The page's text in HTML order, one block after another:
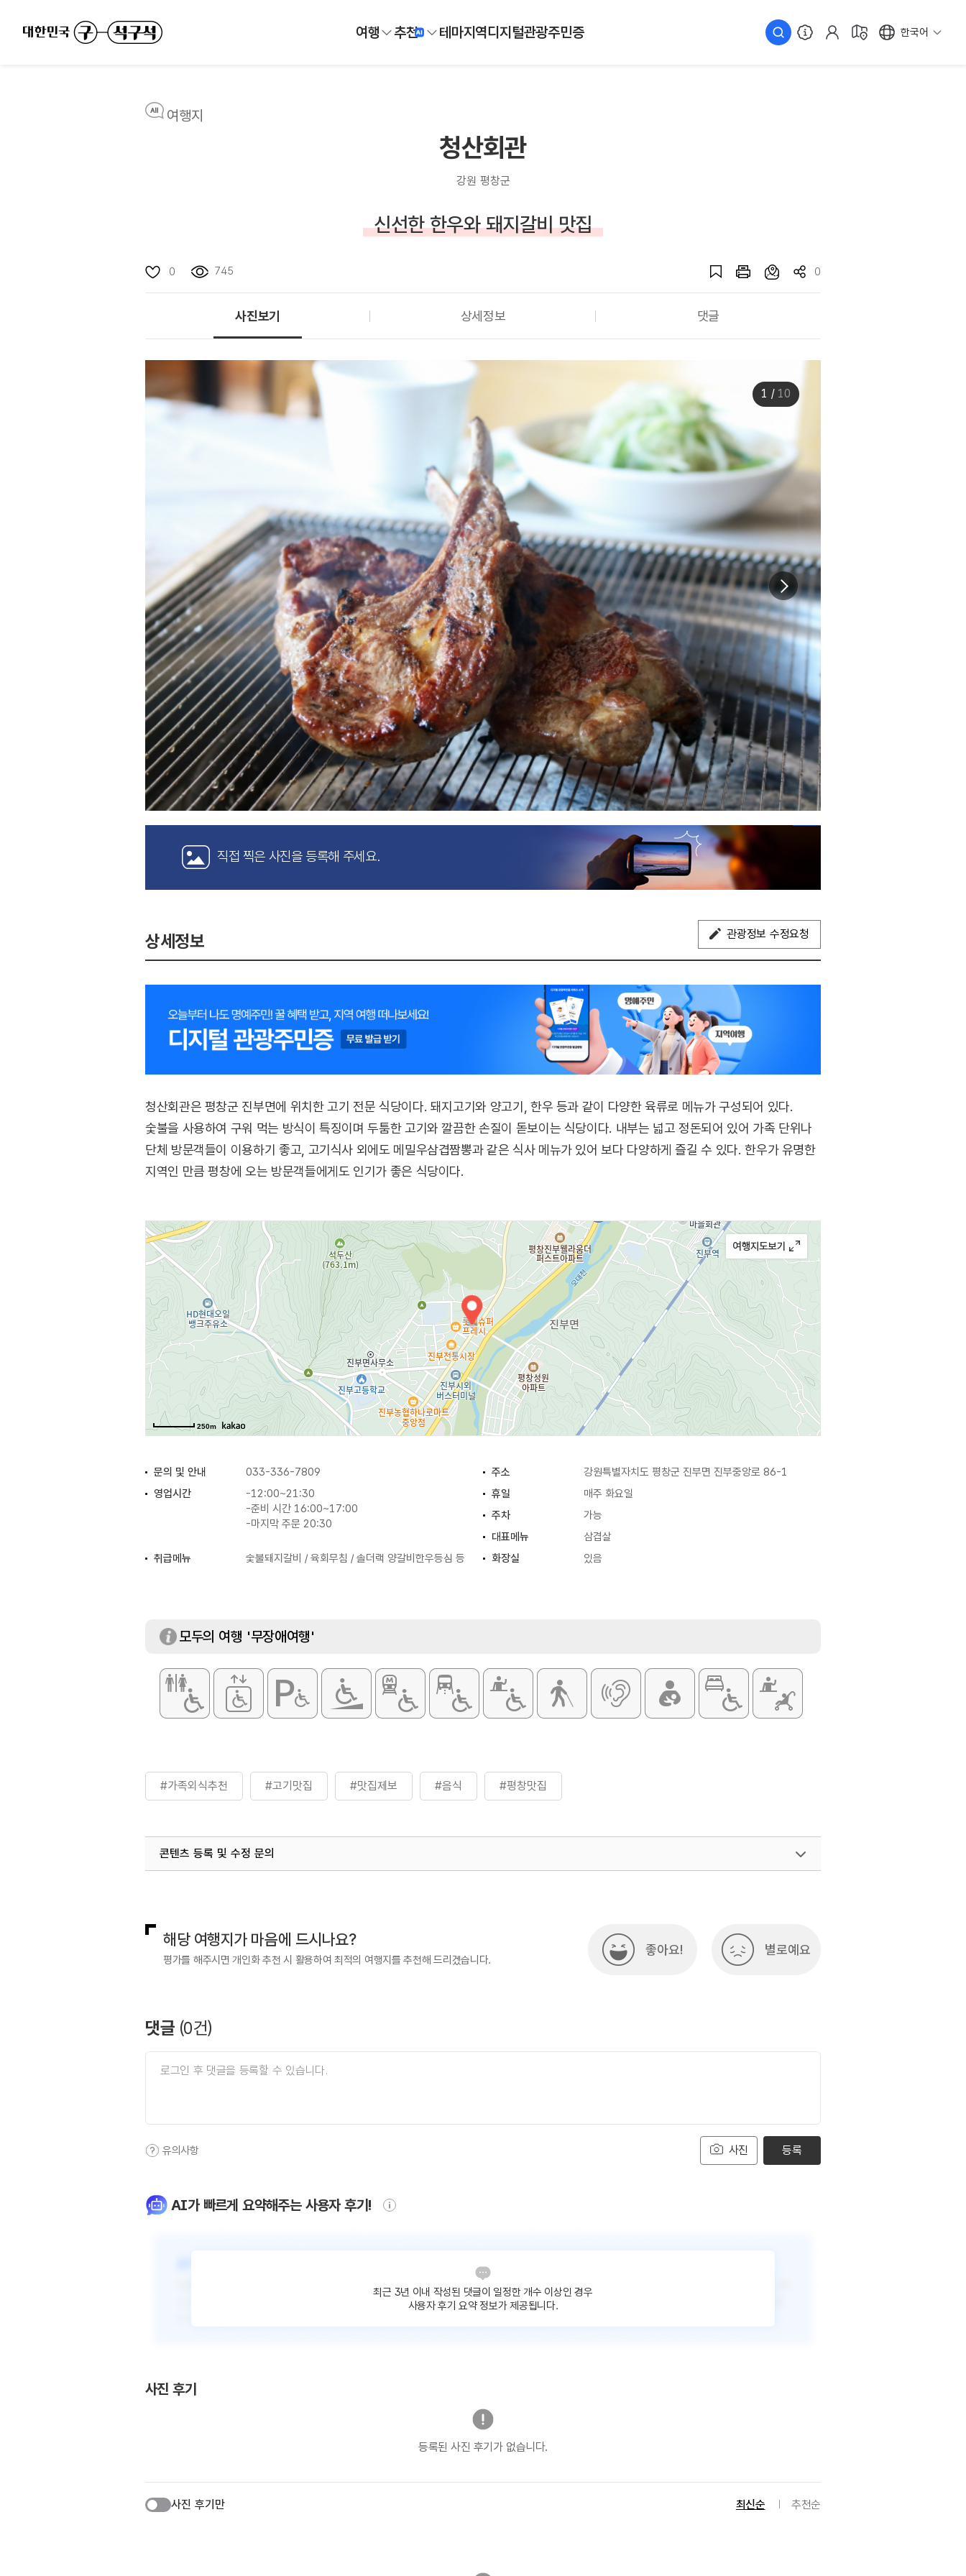
여행 추천 테마지역디지털관광주민증 한국어
여행지
청산회관
강원 평창군
신선한 한우와 돼지갈비 맛집
0 745 0
사진보기 상세정보 댓글
1 / 10
직접 찍은 사진을 등록해 주세요.
상세정보 관광정보 수정요청
청산회관은 평창군 진부면에 위치한 고기 전문 식당이다. 돼지고기와 양고기, 한우 등과 같이 다양한 육류로 메뉴가 구성되어 있다.
숯불을 사용하여 구워 먹는 방식이 특징이며 두툼한 고기와 깔끔한 손질이 돋보이는 식당이다. 내부는 넓고 정돈되어 있어 가족 단위나
단체 방문객들이 이용하기 좋고, 고기식사 외에도 메밀우삼겹짬뽕과 같은 식사 메뉴가 있어 보다 다양하게 즐길 수 있다. 한우가 유명한
지역인 만큼 평창에 오는 방문객들에게도 인기가 좋은 식당이다.
250m
문의 및 안내 033-336-7809 주소
강원특별자치도 평창군 진부면 진부중앙로 86-1
영업시간
-12:00~21:30
-준비 시간 16:00~17:00
-마지막 주문 20:30
휴일
매주 화요일
주차
가능
대표메뉴
삼겹살
취급메뉴
숯불돼지갈비 / 육회무침 / 솔더랙 양갈비한우등심 등 화장실 있음
모두의 여행 '무장애여행'
#가족외식추천 #고기맛집 #맛집제보 #음식 #평창맛집
콘텐츠 등록 및 수정 문의
해당 여행지가 마음에 드시나요?
평가를 해주시면 개인화 추천 시 활용하여 최적의 여행지를 추천해 드리겠습니다.
좋아요! 별로예요
댓글 (0건)
사진
유의사항 등록
AI가 빠르게 요약해주는 사용자 후기!
최근 3년 이내 작성된 댓글이 일정한 개수 이상인 경우
사용자 후기 요약 정보가 제공됩니다.
사진 후기
등록된 사진 후기가 없습니다.
사진 후기만 최신순 추천순